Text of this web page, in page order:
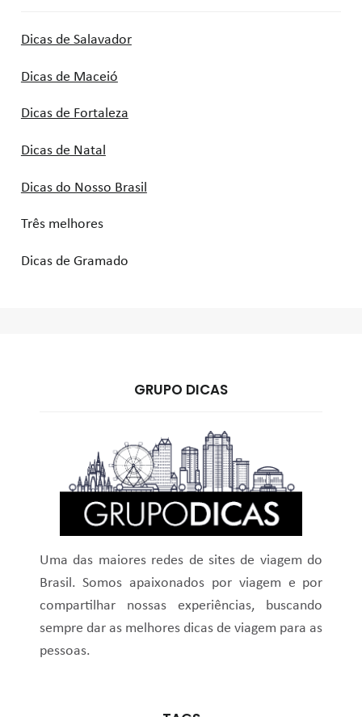
Dicas de Salavador
Dicas de Maceió
Dicas de Fortaleza
Dicas de Natal
Dicas do Nosso Brasil
Três melhores
Dicas de Gramado
GRUPO DICAS
Uma das maiores redes de sites de viagem do
Brasil. Somos apaixonados por viagem e por
compartilhar nossas experiências, buscando
sempre dar as melhores dicas de viagem para as
pessoas.